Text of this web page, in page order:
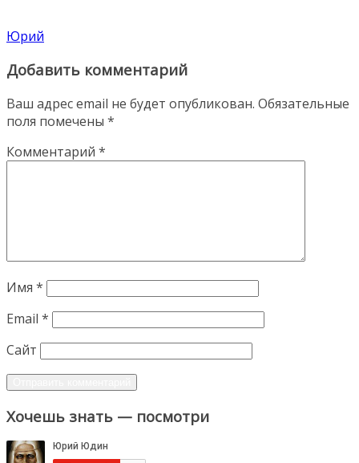
Юрий
Добавить комментарий
Ваш адрес email не будет опубликован. Обязательные
поля помечены *
Комментарий *
Имя *
Email *
Сайт
Хочешь знать — посмотри